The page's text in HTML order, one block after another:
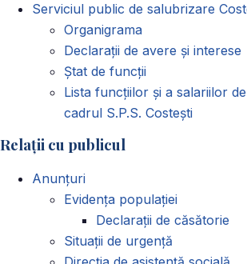
Serviciul public de salubrizare
Organigrama
Declarații de avere și interese
Ștat de funcții
Lista funcțiilor și a salariilor
cadrul S.P.S. Costești
Relații cu publicul
Anunțuri
Evidența populației
Declarații de căsătorie
Situații de urgență